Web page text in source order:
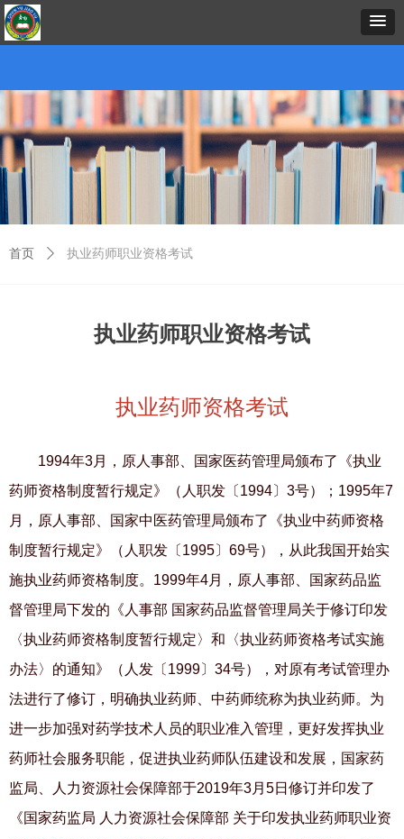
执业药师职业资格考试
执业药师资格考试
1994年3月，原人事部、国家医药管理局颁布了《执业
药师资格制度暂行规定》（人职发〔 1994〕 3号）； 1995年7
月，原人事部、国家中医药管理局颁布了《执业中药师资格
制度暂行规定》（人职发〔 1995〕 69号），从此我国开始实
施执业药师资格制度。 1999年4月，原人事部、国家药品监
督管理局下发的《人事部 国家药品监督管理局关于修订印发
〈执业药师资格制度暂行规定〉和〈执业药师资格考试实施
办法〉的通知》（人发〔 1999〕 34号），对原有考试管理办
法进行了修订，明确执业药师、中药师统称为执业药师。为
进一步加强对药学技术人员的职业准入管理，更好发挥执业
药师社会服务职能，促进执业药师队伍建设和发展，国家药
监局、人力资源社会保障部于2019年3月 5日修订并印发了
《国家药监局 人力资源社会保障部 关于印发执业药师职业资
首页 ꄲ 执业药师职业资格考试